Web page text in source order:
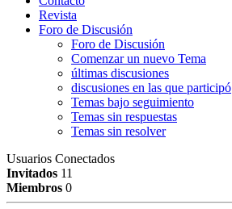
Revista
Foro de Discusión
Foro de Discusión
Comenzar un nuevo Tema
últimas discusiones
discusiones en las que participó
Temas bajo seguimiento
Temas sin respuestas
Temas sin resolver
Usuarios Conectados
Invitados 11
Miembros 0